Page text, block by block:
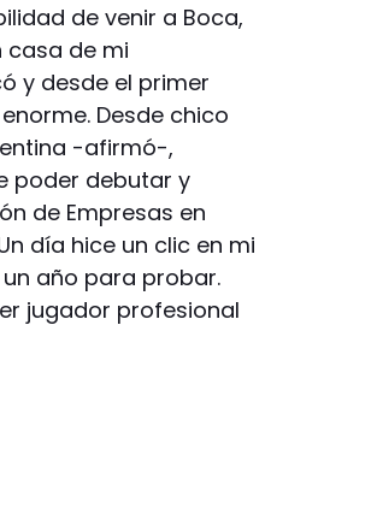
de venir a Boca,
casa de mi
y desde el primer
Desde chico
-afirmó-,
poder debutar y
de Empresas en
día hice un clic en mi
año para probar.
jugador profesional